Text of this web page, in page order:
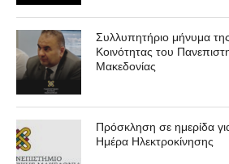
Συλλυπητήριο μήνυμα
Κοινότητας του
Μακεδονίας
Πρόσκληση σε ημερίδα
Ημέρα Ηλεκτροκίνησης